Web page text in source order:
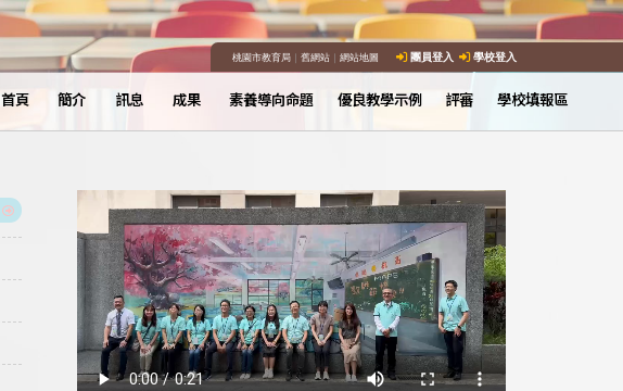
桃園市教育局｜ 舊網站｜ 網站地圖 團員登入 學校登入
首頁 簡介 訊息 成果 素養導向命題 優良教學示例 評審 學校填報區